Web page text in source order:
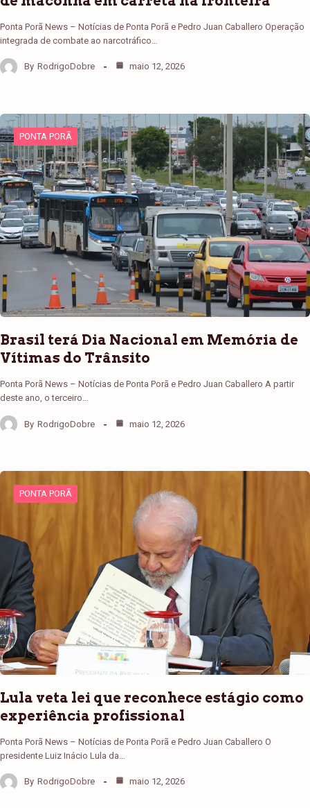
Ponta Porã News – Notícias de Ponta Porã e Pedro Juan Caballero Operação
integrada de combate ao narcotráfico…
By RodrigoDobre maio 12, 2026
PONTA PORÃ
Brasil terá Dia Nacional em Memória de
Vítimas do Trânsito
Ponta Porã News – Notícias de Ponta Porã e Pedro Juan Caballero A partir
deste ano, o terceiro…
By RodrigoDobre maio 12, 2026
PONTA PORÃ
Lula veta lei que reconhece estágio como
experiência profissional
Ponta Porã News – Notícias de Ponta Porã e Pedro Juan Caballero O
presidente Luiz Inácio Lula da…
By RodrigoDobre maio 12, 2026